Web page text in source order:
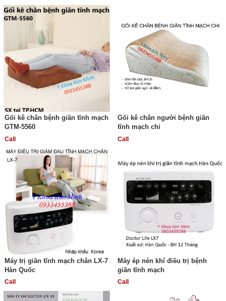
Gối kê chân bệnh giãn tĩnh mạch
GTM-5560
Call
Gối kê chân người bệnh giãn
tĩnh mạch chi
Call
Máy trị giãn tĩnh mạch chân LX-7
Hàn Quốc
Call
Máy ép nén khí điều trị bệnh
giãn tĩnh mạch
Call